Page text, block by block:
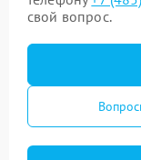
свой вопрос.